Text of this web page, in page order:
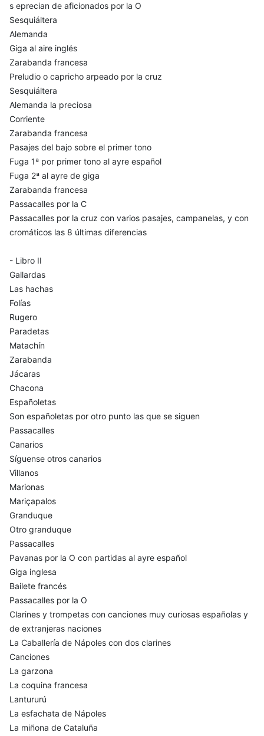
s eprecian de aficionados por la O
Sesquiáltera
Alemanda
Giga al aire inglés
Zarabanda francesa
Preludio o capricho arpeado por la cruz
Sesquiáltera
Alemanda la preciosa
Corriente
Zarabanda francesa
Pasajes del bajo sobre el primer tono
Fuga 1ª por primer tono al ayre español
Fuga 2ª al ayre de giga
Zarabanda francesa
Passacalles por la C
Passacalles por la cruz con varios pasajes, campanelas, y con
cromáticos las 8 últimas diferencias
- Libro II
Gallardas
Las hachas
Folías
Rugero
Paradetas
Matachín
Zarabanda
Jácaras
Chacona
Españoletas
Son españoletas por otro punto las que se siguen
Passacalles
Canarios
Síguense otros canarios
Villanos
Marionas
Mariçapalos
Granduque
Otro granduque
Passacalles
Pavanas por la O con partidas al ayre español
Giga inglesa
Bailete francés
Passacalles por la O
Clarines y trompetas con canciones muy curiosas españolas y
de extranjeras naciones
La Caballería de Nápoles con dos clarines
Canciones
La garzona
La coquina francesa
Lantururú
La esfachata de Nápoles
La miñona de Cataluña